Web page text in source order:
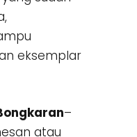
eksemplar
–
atau